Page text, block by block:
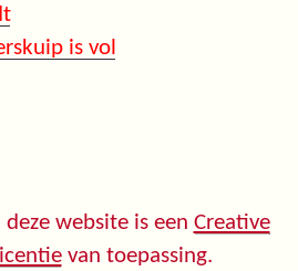
is vol
website is een Creative
van toepassing.